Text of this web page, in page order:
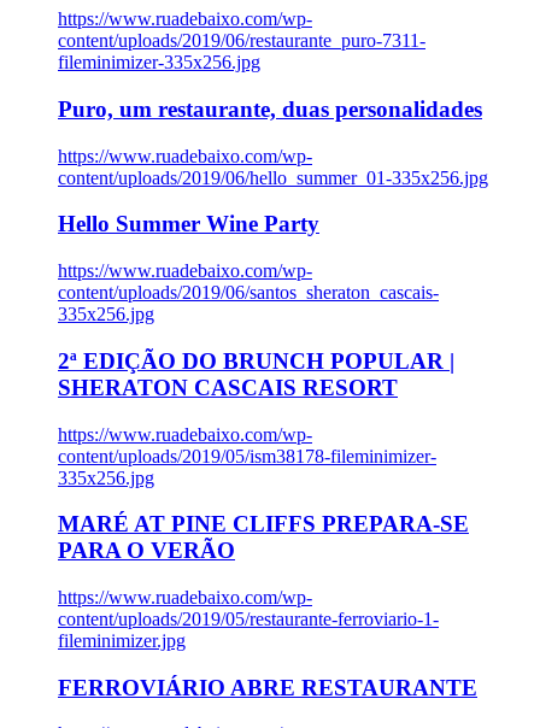
https://www.ruadebaixo.com/wp-
content/uploads/2019/06/restaurante_puro-7311-
fileminimizer-335x256.jpg
Puro, um restaurante, duas personalidades
https://www.ruadebaixo.com/wp-
content/uploads/2019/06/hello_summer_01-335x256.jpg
Hello Summer Wine Party
https://www.ruadebaixo.com/wp-
content/uploads/2019/06/santos_sheraton_cascais-
335x256.jpg
2ª EDIÇÃO DO BRUNCH POPULAR |
SHERATON CASCAIS RESORT
https://www.ruadebaixo.com/wp-
content/uploads/2019/05/ism38178-fileminimizer-
335x256.jpg
MARÉ AT PINE CLIFFS PREPARA-SE
PARA O VERÃO
https://www.ruadebaixo.com/wp-
content/uploads/2019/05/restaurante-ferroviario-1-
fileminimizer.jpg
FERROVIÁRIO ABRE RESTAURANTE